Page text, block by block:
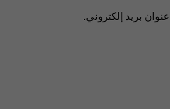
بريد إلكتروني.